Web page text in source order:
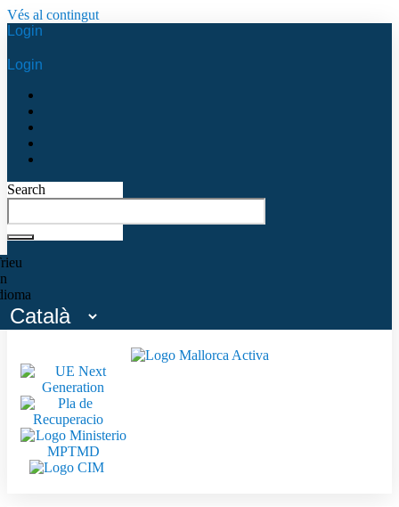
Vés al contingut
Login
Login
Search